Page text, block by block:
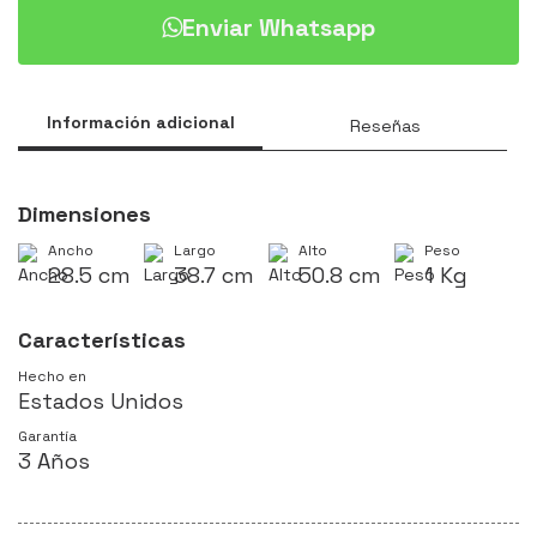
Enviar Whatsapp
Información adicional Reseñas
Dimensiones
Ancho
28.5 cm
Largo
38.7 cm
Alto
50.8 cm
Peso
1 Kg
Características
Hecho en
Estados Unidos
Garantía
3 Años